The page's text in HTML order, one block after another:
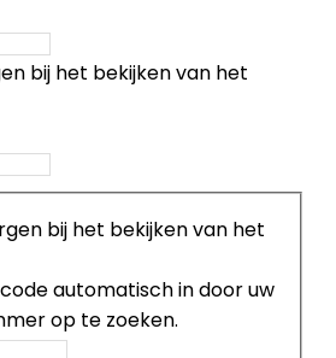
bij het bekijken van het
bij het bekijken van het
automatisch in door uw
op te zoeken.